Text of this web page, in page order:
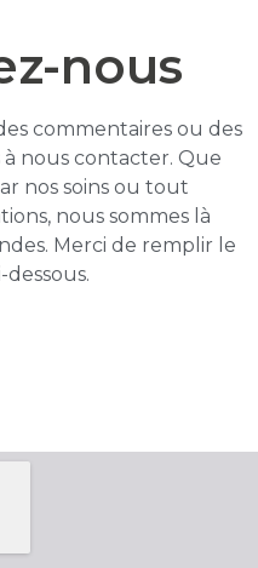
nous
commentaires ou des
à nous contacter. Que
nos soins ou tout
nous sommes là
Merci de remplir le